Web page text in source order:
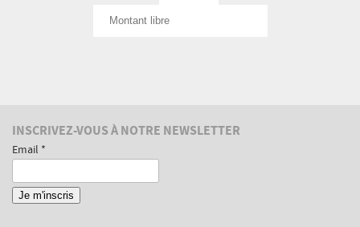
Informations
complémentaires
INSCRIVEZ-VOUS À NOTRE NEWSLETTER
Email *